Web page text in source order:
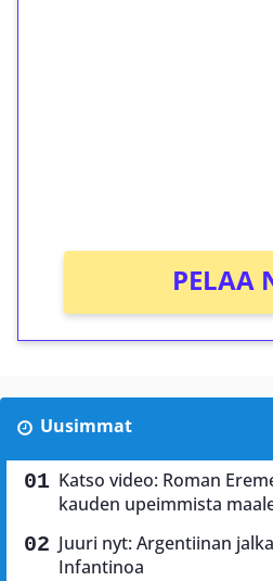
PELAA
Uusimmat
Katso video: Roman
kauden upeimmista
Juuri nyt: Argentiinan
Infantinoa